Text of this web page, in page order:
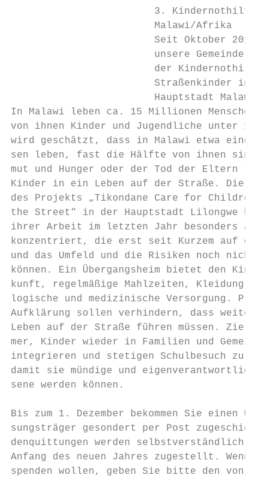
3.
Malawi/Afrika
Seit Oktober 2017
unsere Gemeinde
der
Straßenkinder in
Hauptstadt
In Malawi leben ca. 15 Millionen
von ihnen Kinder und Jugendliche unter
wird geschätzt, dass in Malawi etwa eine
sen leben, fast die Hälfte von ihnen sind
mut und Hunger oder der Tod der Eltern
Kinder in ein Leben auf der Straße. Die
des Projekts „Tikondane Care for
the Street“ in der Hauptstadt Lilongwe
ihrer Arbeit im letzten Jahr besonders
konzentriert, die erst seit Kurzem auf der
und das Umfeld und die Risiken noch
können. Ein Übergangsheim bietet den
kunft, regelmäßige Mahlzeiten, Kleidung
logische und medizinische Versorgung.
Aufklärung sollen verhindern, dass
Leben auf der Straße führen müssen.
mer, Kinder wieder in Familien und
integrieren und stetigen Schulbesuch zu
damit sie mündige und
sene werden können.
Bis zum 1. Dezember bekommen Sie
sungsträger gesondert per Post
denquittungen werden
Anfang des neuen Jahres zugestellt.
spenden wollen, geben Sie bitte den von